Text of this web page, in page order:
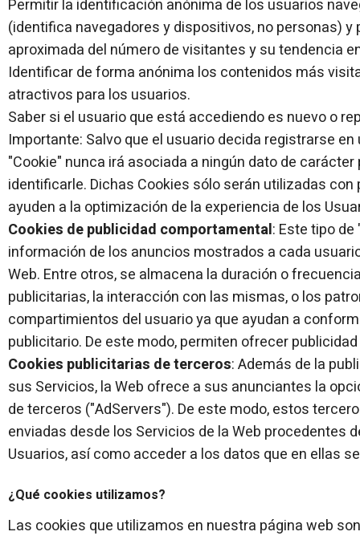
Permitir la identificación anónima de los usuarios
(identifica navegadores y dispositivos, no personas)
aproximada del número de visitantes y su tendencia
Identificar de forma anónima los contenidos más
atractivos para los usuarios.
Saber si el usuario que está accediendo es nuevo o
Importante: Salvo que el usuario decida registrarse en
"Cookie" nunca irá asociada a ningún dato de
identificarle. Dichas Cookies sólo serán utilizadas
ayuden a la optimización de la experiencia de los
Cookies de publicidad comportamental: Este tipo
información de los anuncios mostrados a cada
Web. Entre otros, se almacena la duración o
publicitarias, la interacción con las mismas, o los
compartimientos del usuario ya que ayudan a
publicitario. De este modo, permiten ofrecer
Cookies publicitarias de terceros: Además de la
sus Servicios, la Web ofrece a sus anunciantes la
de terceros ("AdServers"). De este modo, estos
enviadas desde los Servicios de la Web procedentes
Usuarios, así como acceder a los datos que en ellas
¿Qué cookies utilizamos?
Las cookies que utilizamos en nuestra página web son